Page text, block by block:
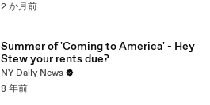
2 か月前
Summer of 'Coming to America' - Hey
Stew your rents due?
NY Daily News
8 年前